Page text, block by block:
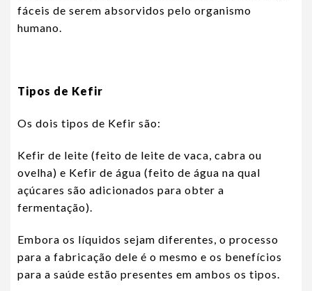
fáceis de serem absorvidos pelo organismo
humano.
Tipos de Kefir
Os dois tipos de Kefir são:
Kefir de leite (feito de leite de vaca, cabra ou
ovelha) e Kefir de água (feito de água na qual
açúcares são adicionados para obter a
fermentação).
Embora os líquidos sejam diferentes, o processo
para a fabricação dele é o mesmo e os benefícios
para a saúde estão presentes em ambos os tipos.